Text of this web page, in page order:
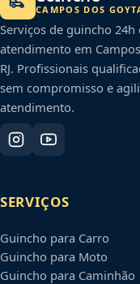
CAMPOS DOS
Serviços de guincho
atendimento em
RJ. Profissionais
sem compromisso e
atendimento.
SERVIÇOS
Guincho para Carro
Guincho para Moto
Guincho para Caminhão